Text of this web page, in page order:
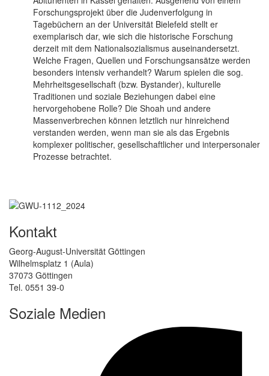
Forschungsprojekt über die Judenverfolgung in
Tagebüchern an der Universität Bielefeld stellt er
exemplarisch dar, wie sich die historische Forschung
derzeit mit dem Nationalsozialismus auseinandersetzt.
Welche Fragen, Quellen und Forschungsansätze werden
besonders intensiv verhandelt? Warum spielen die sog.
Mehrheitsgesellschaft (bzw. Bystander), kulturelle
Traditionen und soziale Beziehungen dabei eine
hervorgehobene Rolle? Die Shoah und andere
Massenverbrechen können letztlich nur hinreichend
verstanden werden, wenn man sie als das Ergebnis
komplexer politischer, gesellschaftlicher und interpersonaler
Prozesse betrachtet.
Kontakt
Georg-August-Universität Göttingen
Wilhelmsplatz 1 (Aula)
37073 Göttingen
Tel. 0551 39-0
Soziale Medien